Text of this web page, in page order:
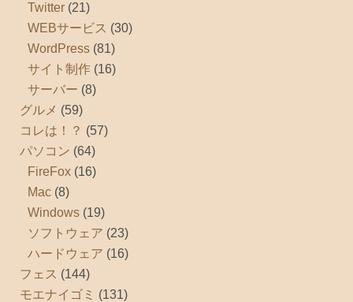
Twitter (21)
WEBサービス (30)
WordPress (81)
サイト制作 (16)
サーバー (8)
グルメ (59)
コレは！？ (57)
パソコン (64)
FireFox (16)
Mac (8)
Windows (19)
ソフトウェア (23)
ハードウェア (16)
フェス (144)
モエナイゴミ (131)